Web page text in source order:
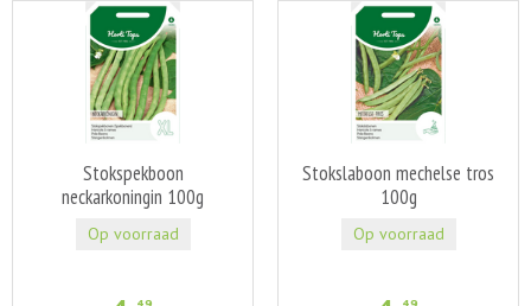
Stokspekboon
neckarkoningin 100g
49
Op voorraad
Stokslaboon mechelse tros
100g
49
Op voorraad